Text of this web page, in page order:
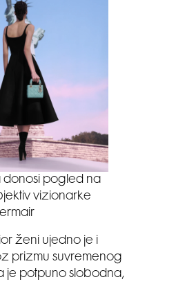
donosi pogled na
vizionarke
ženi ujedno je i
prizmu suvremenog
je potpuno slobodna,